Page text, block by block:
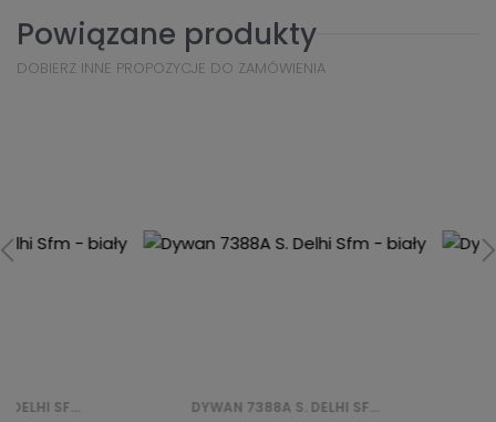
Powiązane produkty
DOBIERZ INNE PROPOZYCJE DO ZAMÓWIENIA
DYWAN 7388A S. DELHI SFM - BIAŁY